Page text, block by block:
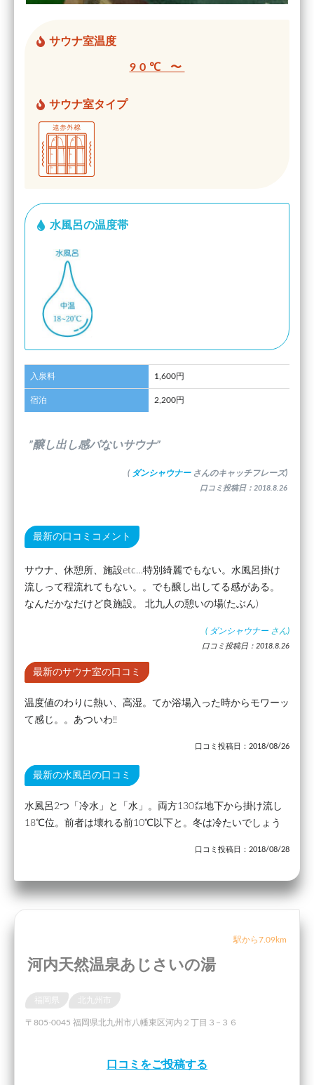
サウナ室温度
90℃ 〜
サウナ室タイプ
水風呂の温度帯
入泉料 1,600円
宿泊 2,200円
”醸し出し感パないサウナ”
( ダンシャウナー さんのキャッチフレーズ)
口コミ投稿日：2018.8.26
最新の口コミコメント
サウナ、休憩所、施設etc…特別綺麗でもない。水風呂掛け
流しって程流れてもない。。でも醸し出してる感がある。
なんだかなだけど良施設。 北九人の憩いの場(たぶん)
( ダンシャウナー さん)
口コミ投稿日：2018.8.26
最新のサウナ室の口コミ
温度値のわりに熱い、高湿。てか浴場入った時からモワーッ
て感じ。。あついわ‼
口コミ投稿日：2018/08/26
最新の水風呂の口コミ
水風呂2つ「冷水」と「水」。両方130㍍地下から掛け流し
18℃位。前者は壊れる前10℃以下と。冬は冷たいでしょう
口コミ投稿日：2018/08/28
駅から7.09km
河内天然温泉あじさいの湯
〒805-0045 福岡県北九州市八幡東区河内２丁目３−３６
口コミをご投稿する